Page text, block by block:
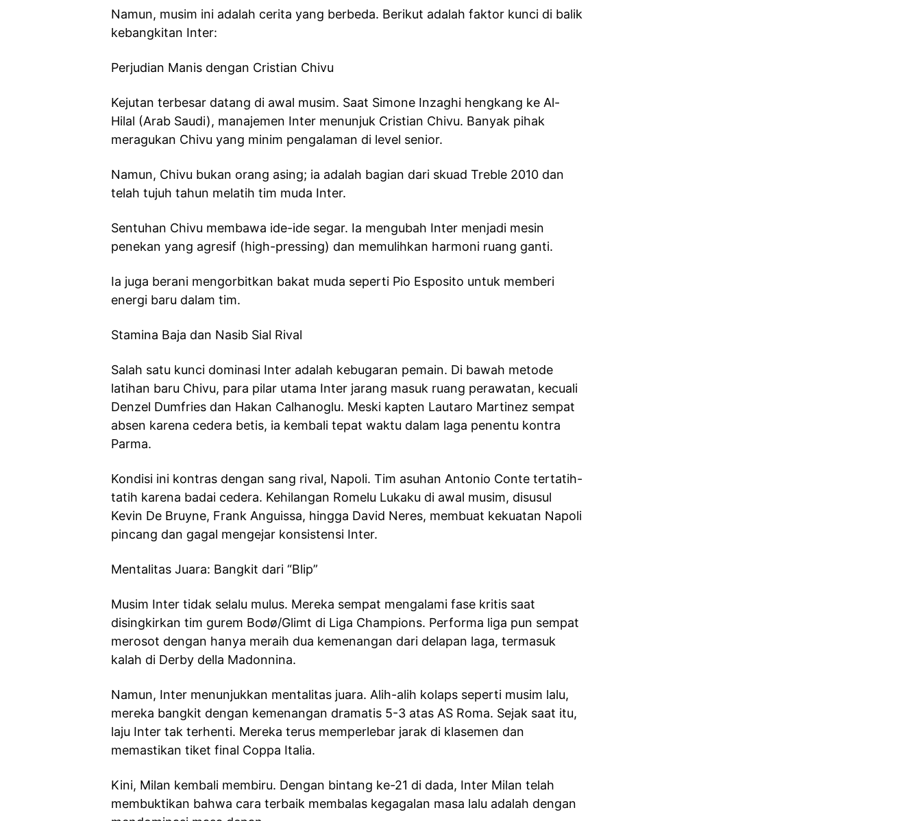
Namun, musim ini adalah cerita yang berbeda. Berikut adalah faktor kunci di balik
kebangkitan Inter:
Perjudian Manis dengan Cristian Chivu
Kejutan terbesar datang di awal musim. Saat Simone Inzaghi hengkang ke Al-
Hilal (Arab Saudi), manajemen Inter menunjuk Cristian Chivu. Banyak pihak
meragukan Chivu yang minim pengalaman di level senior.
Namun, Chivu bukan orang asing; ia adalah bagian dari skuad Treble 2010 dan
telah tujuh tahun melatih tim muda Inter.
Sentuhan Chivu membawa ide-ide segar. Ia mengubah Inter menjadi mesin
penekan yang agresif (high-pressing) dan memulihkan harmoni ruang ganti.
Ia juga berani mengorbitkan bakat muda seperti Pio Esposito untuk memberi
energi baru dalam tim.
Stamina Baja dan Nasib Sial Rival
Salah satu kunci dominasi Inter adalah kebugaran pemain. Di bawah metode
latihan baru Chivu, para pilar utama Inter jarang masuk ruang perawatan, kecuali
Denzel Dumfries dan Hakan Calhanoglu. Meski kapten Lautaro Martinez sempat
absen karena cedera betis, ia kembali tepat waktu dalam laga penentu kontra
Parma.
Kondisi ini kontras dengan sang rival, Napoli. Tim asuhan Antonio Conte tertatih-
tatih karena badai cedera. Kehilangan Romelu Lukaku di awal musim, disusul
Kevin De Bruyne, Frank Anguissa, hingga David Neres, membuat kekuatan Napoli
pincang dan gagal mengejar konsistensi Inter.
Mentalitas Juara: Bangkit dari “Blip”
Musim Inter tidak selalu mulus. Mereka sempat mengalami fase kritis saat
disingkirkan tim gurem Bodø/Glimt di Liga Champions. Performa liga pun sempat
merosot dengan hanya meraih dua kemenangan dari delapan laga, termasuk
kalah di Derby della Madonnina.
Namun, Inter menunjukkan mentalitas juara. Alih-alih kolaps seperti musim lalu,
mereka bangkit dengan kemenangan dramatis 5-3 atas AS Roma. Sejak saat itu,
laju Inter tak terhenti. Mereka terus memperlebar jarak di klasemen dan
memastikan tiket final Coppa Italia.
Kini, Milan kembali membiru. Dengan bintang ke-21 di dada, Inter Milan telah
membuktikan bahwa cara terbaik membalas kegagalan masa lalu adalah dengan